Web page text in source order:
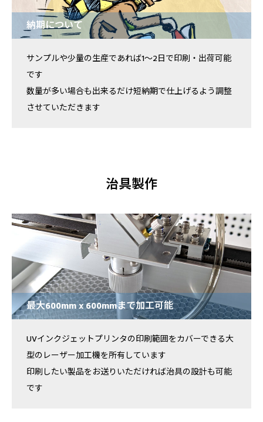
納期について
サンプルや少量の生産であれば1～2日で印刷・出荷可能
です
数量が多い場合も出来るだけ短納期で仕上げるよう調整
させていただきます
治具製作
最大600mm x 600mmまで加工可能
UVインクジェットプリンタの印刷範囲をカバーできる大
型のレーザー加工機を所有しています
印刷したい製品をお送りいただければ治具の設計も可能
です